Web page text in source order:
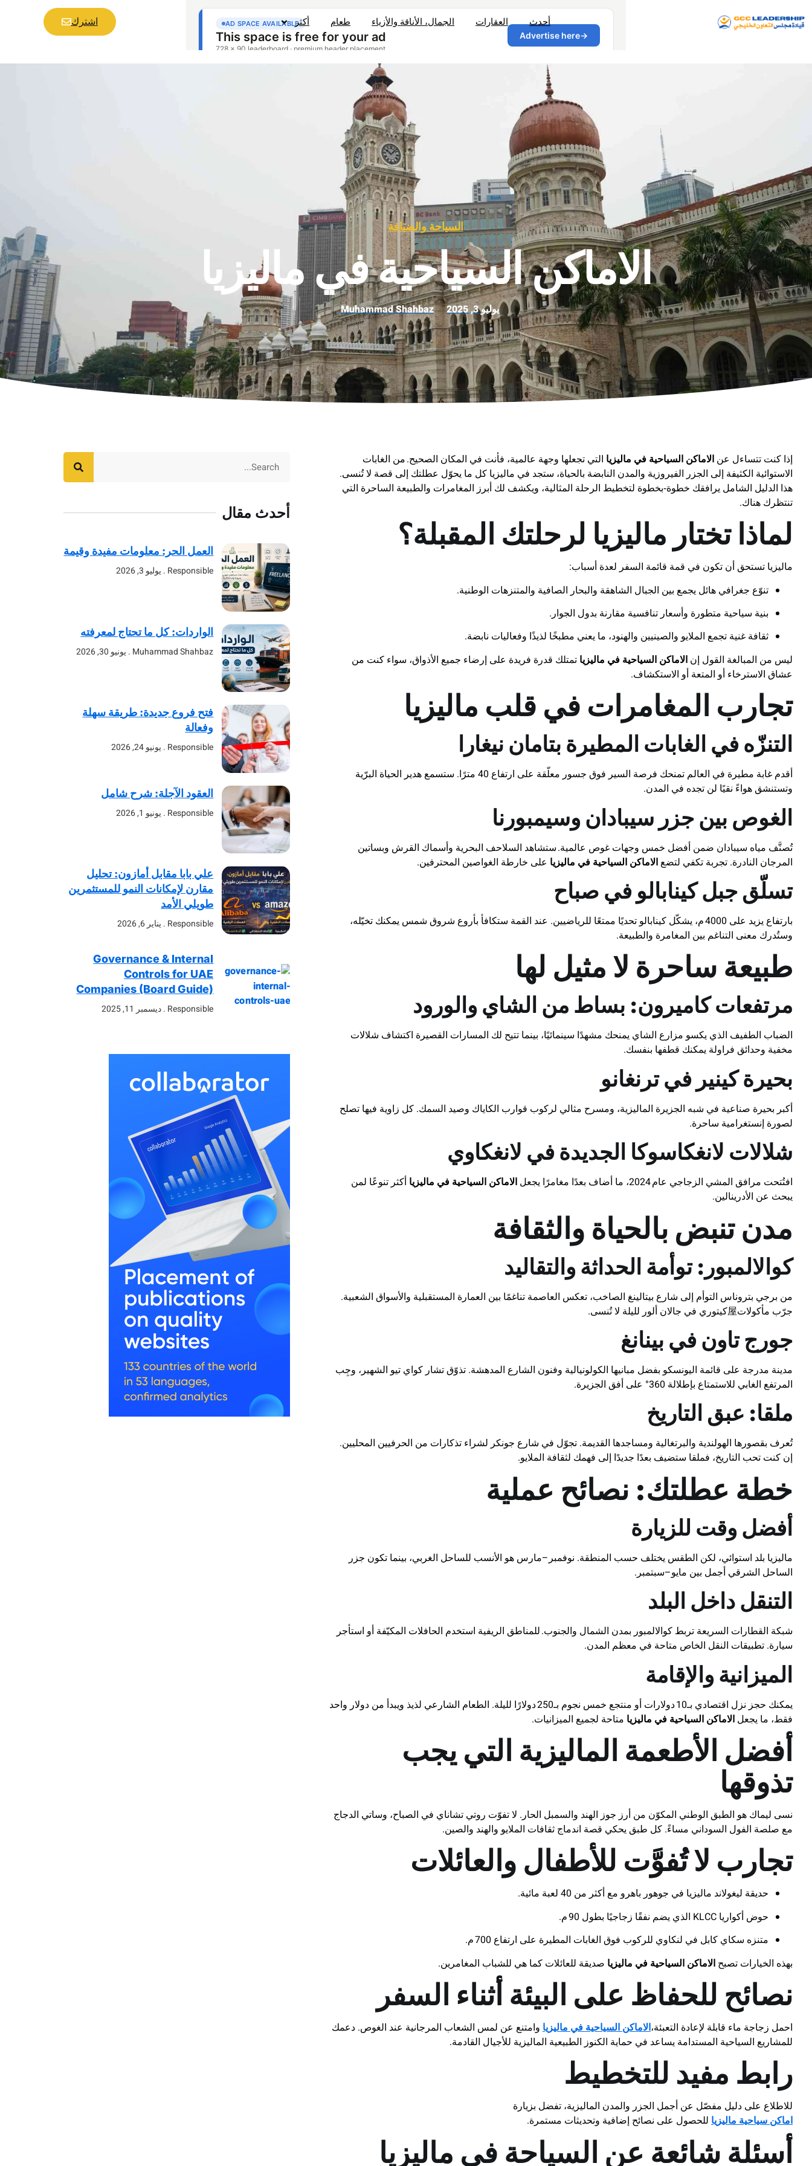
أحدث العقارات الجمال، الأناقة والأزياء طعام أكثر اشترك
السياحة والضيافة
الاماكن السياحية في ماليزيا
يوليو 3, 2025 Muhammad Shahbaz
إذا كنت تتساءل عن الاماكن السياحية في ماليزيا التي تجعلها وجهة عالمية، فأنت في المكان الصحيح. من الغابات
الاستوائية الكثيفة إلى الجزر الفيروزية والمدن النابضة بالحياة، ستجد في ماليزيا كل ما يحوّل عطلتك إلى قصة لا تُنسى.
هذا الدليل الشامل يرافقك خطوة‑بخطوة لتخطيط الرحلة المثالية، ويكشف لك أبرز المغامرات والطبيعة الساحرة التي
تنتظرك هناك.
لماذا تختار ماليزيا لرحلتك المقبلة؟
ماليزيا تستحق أن تكون في قمة قائمة السفر لعدة أسباب:
تنوّع جغرافي هائل يجمع بين الجبال الشاهقة والبحار الصافية والمتنزهات الوطنية.
بنية سياحية متطورة وأسعار تنافسية مقارنة بدول الجوار.
ثقافة غنية تجمع الملايو والصينيين والهنود، ما يعني مطبخًا لذيذًا وفعاليات نابضة.
ليس من المبالغة القول إن الاماكن السياحية في ماليزيا تمتلك قدرة فريدة على إرضاء جميع الأذواق، سواء كنت من
عشاق الاسترخاء أو المتعة أو الاستكشاف.
تجارب المغامرات في قلب ماليزيا
التنزّه في الغابات المطيرة بتامان نيغارا
أقدم غابة مطيرة في العالم تمنحك فرصة السير فوق جسور معلّقة على ارتفاع 40 مترًا. ستسمع هدير الحياة البرّية
وتستنشق هواءً نقيًا لن تجده في المدن.
الغوص بين جزر سيبادان وسيمبورنا
تُصنَّف مياه سيبادان ضمن أفضل خمس وجهات غوص عالمية. ستشاهد السلاحف البحرية وأسماك القرش وبساتين
المرجان النادرة. تجربة تكفي لتضع الاماكن السياحية في ماليزيا على خارطة الغواصين المحترفين.
تسلّق جبل كينابالو في صباح
بارتفاع يزيد على 4000 م، يشكّل كينابالو تحديًا ممتعًا للرياضيين. عند القمة ستكافأ بأروع شروق شمس يمكنك تخيّله،
وستُدرك معنى التناغم بين المغامرة والطبيعة.
طبيعة ساحرة لا مثيل لها
مرتفعات كاميرون: بساط من الشاي والورود
الضباب الطفيف الذي يكسو مزارع الشاي يمنحك مشهدًا سينمائيًا، بينما تتيح لك المسارات القصيرة اكتشاف شلالات
مخفية وحدائق فراولة يمكنك قطفها بنفسك.
بحيرة كينير في ترنغانو
أكبر بحيرة صناعية في شبه الجزيرة الماليزية، ومسرح مثالي لركوب قوارب الكاياك وصيد السمك. كل زاوية فيها تصلح
لصورة إنستغرامية ساحرة.
شلالات لانغكاسوكا الجديدة في لانغكاوي
افتُتحت مرافق المشي الزجاجي عام 2024، ما أضاف بعدًا مغامرًا يجعل الاماكن السياحية في ماليزيا أكثر تنوعًا لمن
يبحث عن الأدرينالين.
مدن تنبض بالحياة والثقافة
كوالالمبور: توأمة الحداثة والتقاليد
من برجي بتروناس التوأم إلى شارع بيتالينغ الصاخب، تعكس العاصمة تناغمًا بين العمارة المستقبلية والأسواق الشعبية.
جرّب مأكولات屋كيتوري في جالان ألور لليلة لا تُنسى.
جورج تاون في بينانغ
مدينة مدرجة على قائمة اليونسكو بفضل مبانيها الكولونيالية وفنون الشارع المدهشة. تذوّق تشار كواي تيو الشهير، وجِب
المرتفع الغابي للاستمتاع بإطلالة 360° على أفق الجزيرة.
ملقا: عبق التاريخ
تُعرف بقصورها الهولندية والبرتغالية ومساجدها القديمة. تجوّل في شارع جونكر لشراء تذكارات من الحرفيين المحليين.
إن كنت تحب التاريخ، فملقا ستضيف بعدًا جديدًا إلى فهمك لثقافة الملايو.
خطة عطلتك: نصائح عملية
أفضل وقت للزيارة
ماليزيا بلد استوائي، لكن الطقس يختلف حسب المنطقة. نوفمبر–مارس هو الأنسب للساحل الغربي، بينما تكون جزر
الساحل الشرقي أجمل بين مايو–سبتمبر.
التنقل داخل البلد
شبكة القطارات السريعة تربط كوالالمبور بمدن الشمال والجنوب. للمناطق الريفية استخدم الحافلات المكيّفة أو استأجر
سيارة. تطبيقات النقل الخاص متاحة في معظم المدن.
الميزانية والإقامة
يمكنك حجز نزل اقتصادي بـ10 دولارات أو منتجع خمس نجوم بـ250 دولارًا لليلة. الطعام الشارعي لذيذ ويبدأ من دولار واحد
فقط، ما يجعل الاماكن السياحية في ماليزيا متاحة لجميع الميزانيات.
أفضل الأطعمة الماليزية التي يجب
تذوقها
نسى ليماك هو الطبق الوطني المكوّن من أرز جوز الهند والسمبل الحار. لا تفوّت روتي تشاناي في الصباح، وساتي الدجاج
مع صلصة الفول السوداني مساءً. كل طبق يحكي قصة اندماج ثقافات الملايو والهند والصين.
تجارب لا تُفوَّت للأطفال والعائلات
حديقة ليغولاند ماليزيا في جوهور باهرو مع أكثر من 40 لعبة مائية.
حوض أكواريا KLCC الذي يضم نفقًا زجاجيًا بطول 90 م.
متنزه سكاي كابل في لنكاوي للركوب فوق الغابات المطيرة على ارتفاع 700 م.
بهذه الخيارات تصبح الاماكن السياحية في ماليزيا صديقة للعائلات كما هي للشباب المغامرين.
نصائح للحفاظ على البيئة أثناء السفر
احمل زجاجة ماء قابلة لإعادة التعبئة،الاماكن السياحية في ماليزيا وامتنع عن لمس الشعاب المرجانية عند الغوص. دعمك
للمشاريع السياحية المستدامة يساعد في حماية الكنوز الطبيعية الماليزية للأجيال القادمة.
رابط مفيد للتخطيط
للاطلاع على دليل مفصّل عن أجمل الجزر والمدن الماليزية، تفضل بزيارة
اماكن سياحية ماليزيا للحصول على نصائح إضافية وتحديثات مستمرة.
أسئلة شائعة عن السياحة في ماليزيا
أحدث مقال
العمل الحر: معلومات مفيدة وقيمة
Responsible يوليو 3, 2026
الواردات: كل ما تحتاج لمعرفته
Muhammad Shahbaz يونيو 30, 2026
فتح فروع جديدة: طريقة سهلة
وفعالة
Responsible يونيو 24, 2026
العقود الآجلة: شرح شامل
Responsible يونيو 1, 2026
علي بابا مقابل أمازون: تحليل
مقارن لإمكانات النمو للمستثمرين
طويلي الأمد
Responsible يناير 6, 2026
Governance & Internal
Controls for UAE
Companies (Board Guide)
Responsible ديسمبر 11, 2025